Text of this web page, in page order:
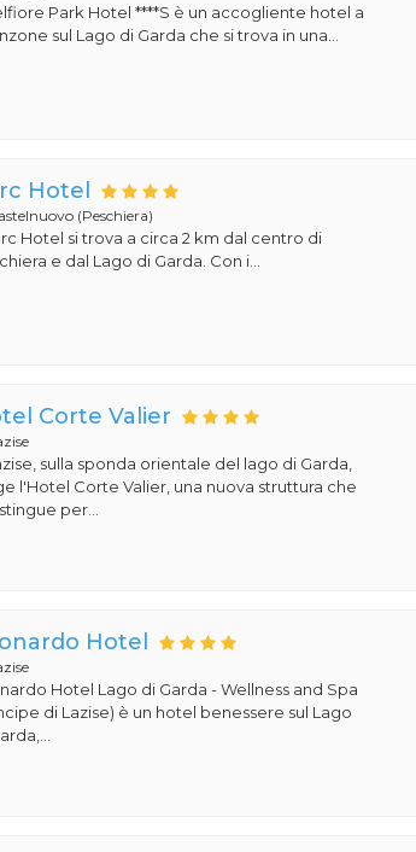
Park Hotel ****S è un accogliente hotel a
sul Lago di Garda che si trova in una...
Hotel
(Peschiera)
Hotel si trova a circa 2 km dal centro di
e dal Lago di Garda. Con i...
Corte Valier
sulla sponda orientale del lago di Garda,
l'Hotel Corte Valier, una nuova struttura che
per...
Hotel
Hotel Lago di Garda - Wellness and Spa
di Lazise) è un hotel benessere sul Lago